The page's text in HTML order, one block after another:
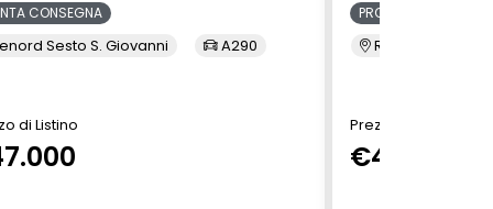
CONSEGNA
Sesto S. Giovanni A290
di Listino
PRONTA CONSEGNA
Renord Sesto S.
Prezzo di Listino
€47.350